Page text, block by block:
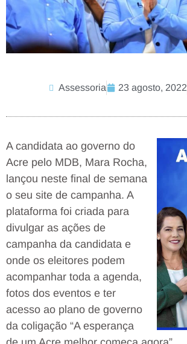
Assessoria 23 agosto, 2022
A candidata ao governo do
Acre pelo MDB, Mara Rocha,
lançou neste final de semana
o seu site de campanha. A
plataforma foi criada para
divulgar as ações de
campanha da candidata e
onde os eleitores podem
acompanhar toda a agenda,
fotos dos eventos e ter
acesso ao plano de governo
da coligação “A esperança